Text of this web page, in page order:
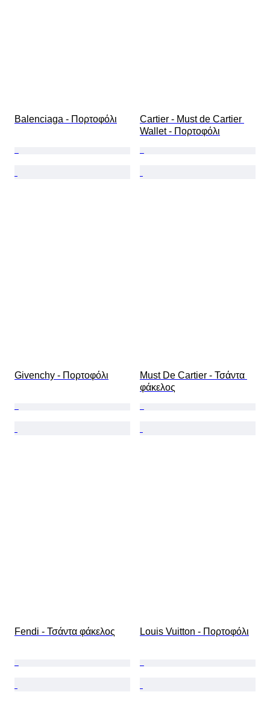
Balenciaga - Πορτοφόλι
Cartier - Must de Cartier
Wallet - Πορτοφόλι
Givenchy - Πορτοφόλι
Must De Cartier - Τσάντα
φάκελος
Fendi - Τσάντα φάκελος Louis Vuitton - Πορτοφόλι